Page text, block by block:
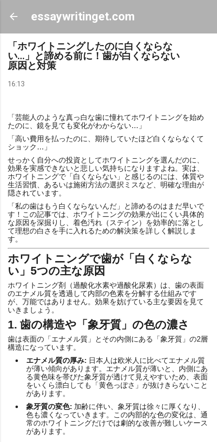
スキップしてメイン コンテンツに移動
essaywritinget.com
「ホワイトニングしたのに白くならな
い…」と諦める前に！歯が白くならない
原因と対策
16:13
「芸能人のような真っ白な歯に憧れてホワイトニングを始め
たのに、鏡を見ても変化がわからない…」
「高い費用を払ったのに、期待していたほど白くならなくて
ショック…」
せっかく自分への投資としてホワイトニングを選んだのに、
効果を実感できないと悲しい気持ちになりますよね。実は、
ホワイトニングで「白くならない」と感じるのには、体質や
生活習慣、あるいは施術方法の選択ミスなど、明確な理由が
隠されています。
「私の歯はもう白くならないんだ」と諦めるのはまだ早いで
す！この記事では、ホワイトニングの効果が出にくい具体的
な原因を深掘りし、着色汚れ（ステイン）を効率的に落とし
て理想の白さを手に入れるための解決策を詳しく解説しま
す。
ホワイトニングで歯が「白くならな
い」5つの主な原因
ホワイトニング剤（過酸化水素や過酸化尿素）は、歯の表面
のエナメル質を透過して内部の色素を分解する仕組みです
が、万能ではありません。効果を妨げている主な要因を見て
いきましょう。
1. 歯の構造や「象牙質」の色の濃さ
歯は表面の「エナメル質」とその内側にある「象牙質」の2層
構造になっています。
エナメル質の厚み: 日本人は欧米人に比べてエナメル質
が薄い傾向があります。エナメル質が薄いと、内側にあ
る黄色味を帯びた象牙質が透けて見えやすいため、表面
をいくら漂白しても「黄色っぽさ」が抜けきらないこと
があります。
象牙質の変色: 加齢に伴い、象牙質は徐々に厚くなり、
色も濃くなっていきます。この内部的な色の変化は、通
常のホワイトニングだけでは劇的な改善が難しいケース
があります。